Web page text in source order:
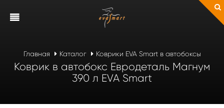
Главная Каталог Коврики EVA Smart в автобоксы
Коврик в автобокс Евродеталь Магнум
390 л EVA Smart